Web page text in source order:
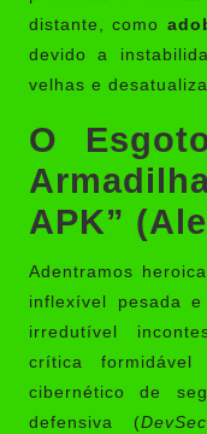
distante, como
devido a
velhas e
O
APK”
Adentramos
inflexível pesada
irredutível
crítica
cibernético de
defensiva (